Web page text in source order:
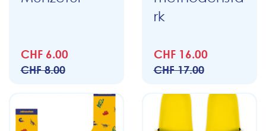
CHF 6.00
CHF 8.00
rk
CHF 16.00
CHF 17.00